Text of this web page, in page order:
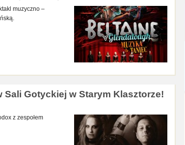
muzyczno –
Sali Gotyckiej w Starym Klasztorze!
z zespołem